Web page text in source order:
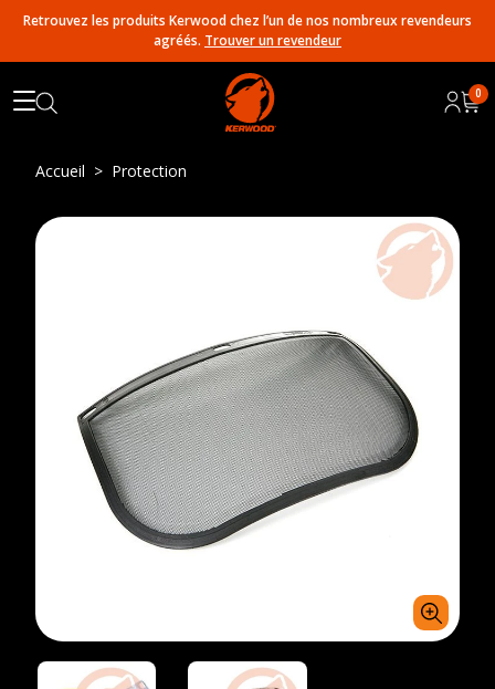
Retrouvez les produits Kerwood chez l’un de nos nombreux revendeurs
agréés. Trouver un revendeur
0
Accueil Protection